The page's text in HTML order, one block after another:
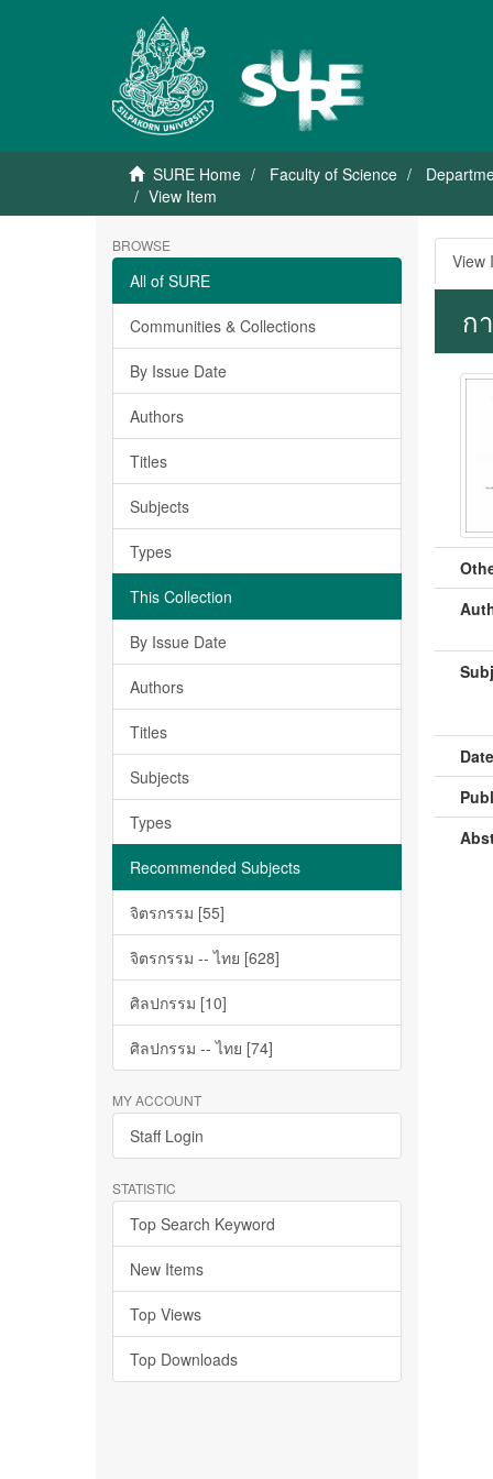
SURE Home Faculty of Science
View Item
BROWSE
All of SURE
Communities & Collections
By Issue Date
Authors
Titles
Subjects
Types
This Collection
By Issue Date
Authors
Titles
Subjects
Types
Recommended Subjects
จิตรกรรม [55]
จิตรกรรม -- ไทย [628]
ศิลปกรรม [10]
ศิลปกรรม -- ไทย [74]
MY ACCOUNT
Staff Login
STATISTIC
Top Search Keyword
New Items
Top Views
Top Downloads
View
ก